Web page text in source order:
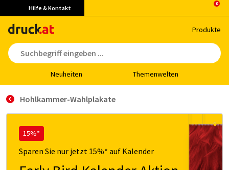
Hilfe & Kontakt
Pro­duk­te
Neu­hei­ten The­men­wel­ten
Hohlkammer-Wahlplakate
15%*
Sparen Sie nur jetzt 15%* auf Kalender